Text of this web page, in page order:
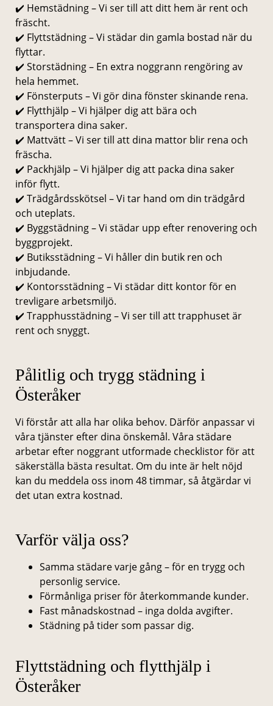
✔️ Hemstädning – Vi ser till att ditt hem är rent och
fräscht.
✔️ Flyttstädning – Vi städar din gamla bostad när du
flyttar.
✔️ Storstädning – En extra noggrann rengöring av
hela hemmet.
✔️ Fönsterputs – Vi gör dina fönster skinande rena.
✔️ Flytthjälp – Vi hjälper dig att bära och
transportera dina saker.
✔️ Mattvätt – Vi ser till att dina mattor blir rena och
fräscha.
✔️ Packhjälp – Vi hjälper dig att packa dina saker
inför flytt.
✔️ Trädgårdsskötsel – Vi tar hand om din trädgård
och uteplats.
✔️ Byggstädning – Vi städar upp efter renovering och
byggprojekt.
✔️ Butiksstädning – Vi håller din butik ren och
inbjudande.
✔️ Kontorsstädning – Vi städar ditt kontor för en
trevligare arbetsmiljö.
✔️ Trapphusstädning – Vi ser till att trapphuset är
rent och snyggt.
Pålitlig och trygg städning i
Österåker
Vi förstår att alla har olika behov. Därför anpassar vi
våra tjänster efter dina önskemål. Våra städare
arbetar efter noggrant utformade checklistor för att
säkerställa bästa resultat. Om du inte är helt nöjd
kan du meddela oss inom 48 timmar, så åtgärdar vi
det utan extra kostnad.
Varför välja oss?
Samma städare varje gång – för en trygg och
personlig service.
Förmånliga priser för återkommande kunder.
Fast månadskostnad – inga dolda avgifter.
Städning på tider som passar dig.
Flyttstädning och flytthjälp i
Österåker